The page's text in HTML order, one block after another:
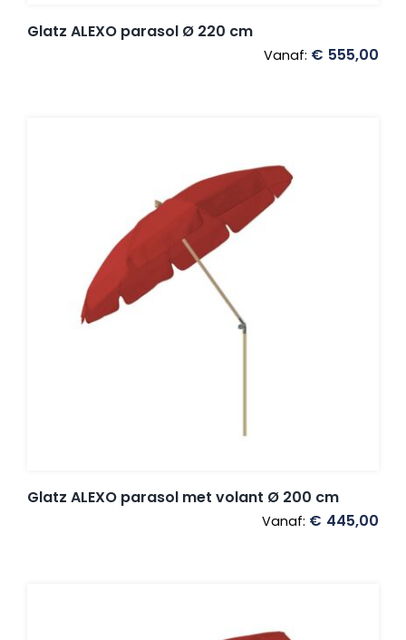
Glatz ALEXO parasol Ø 220 cm
Vanaf: € 555,00
Glatz ALEXO parasol met volant Ø 200 cm
Vanaf: € 445,00